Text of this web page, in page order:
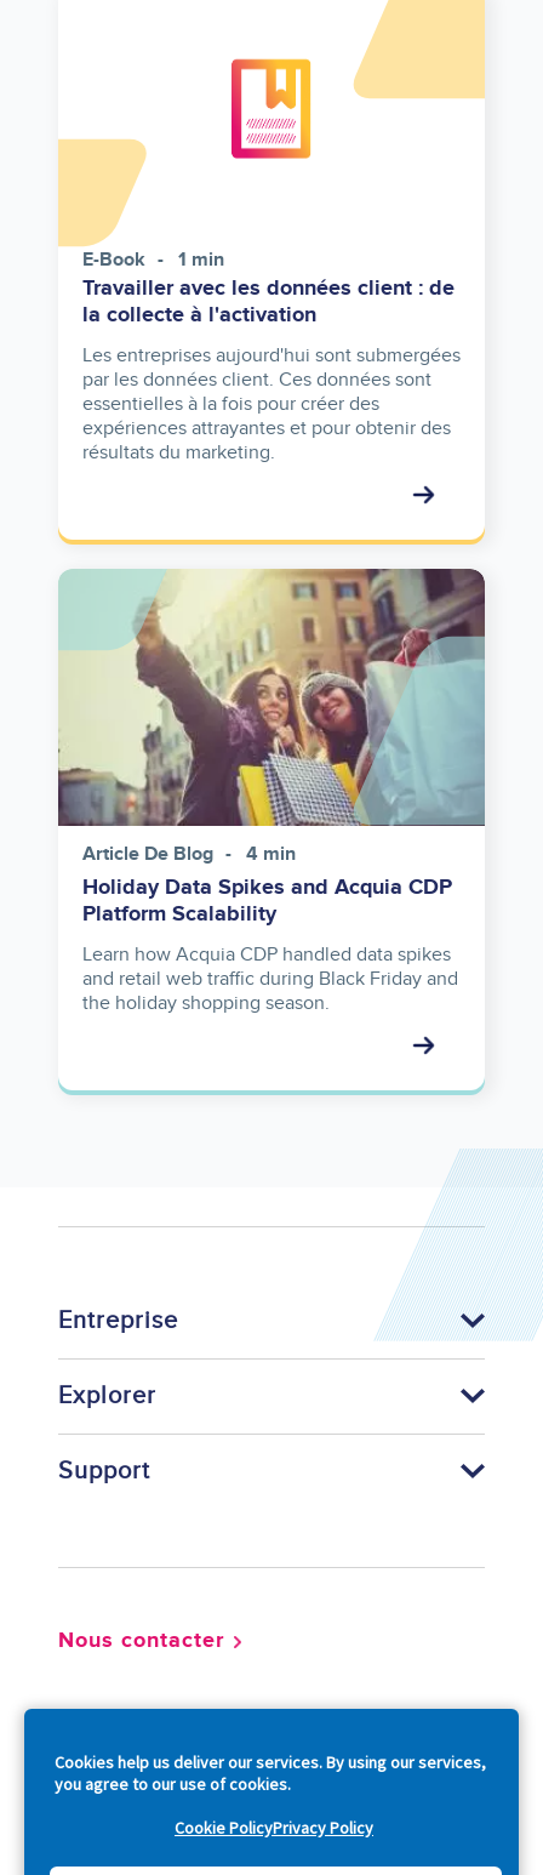
Cookies help us deliver our services. By using our services,
you agree to our use of cookies.
Cookie PolicyPrivacy Policy
E-Book 1 min
Travailler avec les données client : de
la collecte à l'activation
Les entreprises aujourd'hui sont submergées
par les données client. Ces données sont
essentielles à la fois pour créer des
expériences attrayantes et pour obtenir des
résultats du marketing.
Image
Article De Blog 4 min
Holiday Data Spikes and Acquia CDP
Platform Scalability
Learn how Acquia CDP handled data spikes
and retail web traffic during Black Friday and
the holiday shopping season.
Entreprise
Explorer
Support
Nous contacter